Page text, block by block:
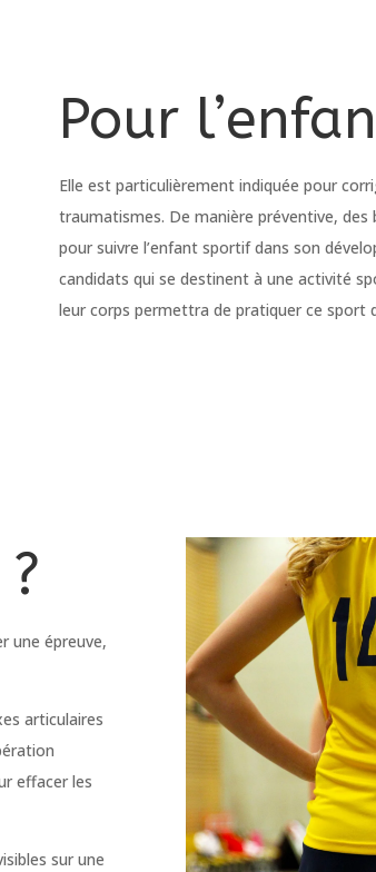
Pour
Elle est particulièrement indiquée pour
traumatismes. De manière préventive,
pour suivre l’enfant sportif dans son
candidats qui se destinent à une activité
leur corps permettra de pratiquer ce sport
une épreuve,
articulaires
effacer les
sur une